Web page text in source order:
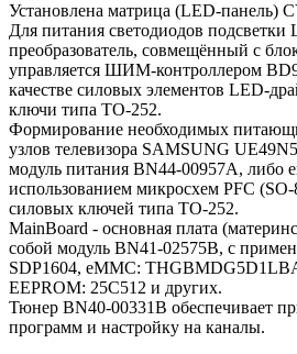
Установлена матрица (LED-панель)
Для питания светодиодов
преобразователь, совмещённый с
управляется ШИМ-контроллером
качестве силовых элементов LED-
ключи типа TO-252.
Формирование необходимых
узлов телевизора SAMSUNG
модуль питания BN44-00957A, либо
использованием микросхем PFC
силовых ключей типа TO-252.
MainBoard - основная плата
собой модуль BN41-02575B, с
SDP1604, eMMC:
EEPROM: 25C512 и других.
Тюнер BN40-00331B обеспечивает
программ и настройку на каналы.